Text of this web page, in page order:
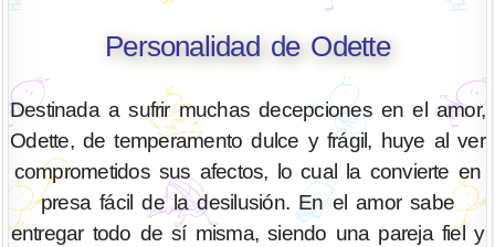
Personalidad de Odette
Destinada a sufrir muchas decepciones en el amor,
Odette, de temperamento dulce y frágil, huye al ver
comprometidos sus afectos, lo cual la convierte en
presa fácil de la desilusión. En el amor sabe
entregar todo de sí misma, siendo una pareja fiel y